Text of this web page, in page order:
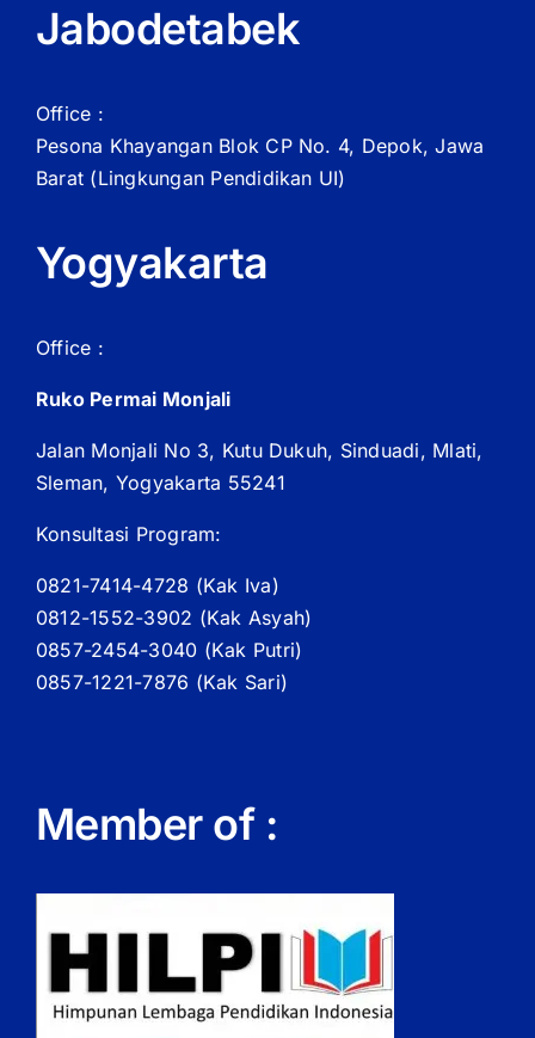
Jabodetabek
Office :
Pesona Khayangan Blok CP No. 4, Depok, Jawa
Barat (Lingkungan Pendidikan UI)
Yogyakarta
Office :
Ruko Permai Monjali
Jalan Monjali No 3, Kutu Dukuh, Sinduadi, Mlati,
Sleman, Yogyakarta 55241
Konsultasi Program:
0821-7414-4728 (Kak Iva)
0812-1552-3902 (Kak Asyah)
0857-2454-3040 (Kak Putri)
0857-1221-7876 (Kak Sari)
Member of :